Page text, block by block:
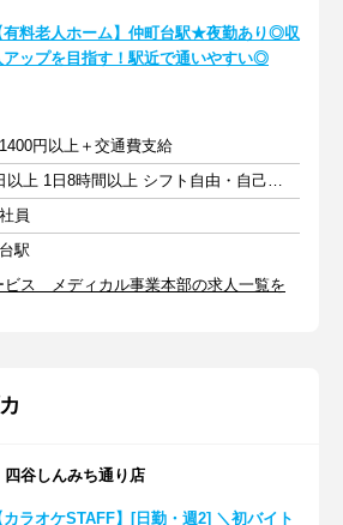
有料老人ホーム】仲町台駅★夜勤あり◎収
アップを目指す！駅近で通いやすい◎
円以上＋交通費支給
週2日以上 1日8時間以上 シフト自由・自己申告
員
駅
ビス メディカル事業本部の求人一覧を
谷しんみち通り店
カラオケSTAFF】[日勤・週2] ＼初バイト